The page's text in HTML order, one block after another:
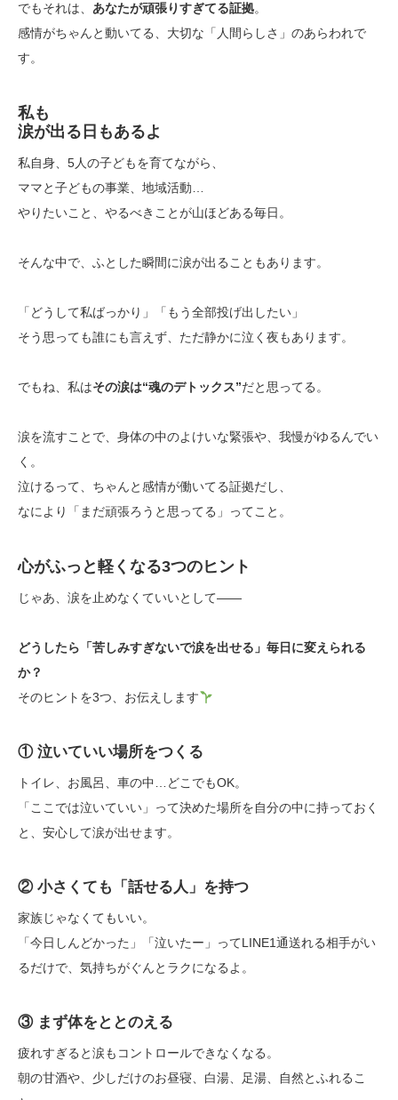
でもそれは、 あなたが頑張りすぎてる証拠。
感情がちゃんと動いてる、大切な「人間らしさ」のあらわれで
す。
私も
涙が出る日もあるよ
私自身、5人の子どもを育てながら、
ママと子どもの事業、地域活動…
やりたいこと、やるべきことが山ほどある毎日。
そんな中で、ふとした瞬間に涙が出ることもあります。
「どうして私ばっかり」「もう全部投げ出したい」
そう思っても誰にも言えず、ただ静かに泣く夜もあります。
でもね、私はその涙は“魂のデトックス”だと思ってる。
涙を流すことで、身体の中のよけいな緊張や、我慢がゆるんでい
く。
泣けるって、ちゃんと感情が働いてる証拠だし、
なにより「まだ頑張ろうと思ってる」ってこと。
心がふっと軽くなる3つのヒント
じゃあ、涙を止めなくていいとして——
どうしたら「苦しみすぎないで涙を出せる」毎日に変えられる
か？
そのヒントを3つ、お伝えします
① 泣いていい場所をつくる
トイレ、お風呂、車の中…どこでもOK。
「ここでは泣いていい」って決めた場所を自分の中に持っておく
と、安心して涙が出せます。
② 小さくても「話せる人」を持つ
家族じゃなくてもいい。
「今日しんどかった」「泣いたー」ってLINE1通送れる相手がい
るだけで、気持ちがぐんとラクになるよ。
③ まず体をととのえる
疲れすぎると涙もコントロールできなくなる。
朝の甘酒や、少しだけのお昼寝、白湯、足湯、自然とふれるこ